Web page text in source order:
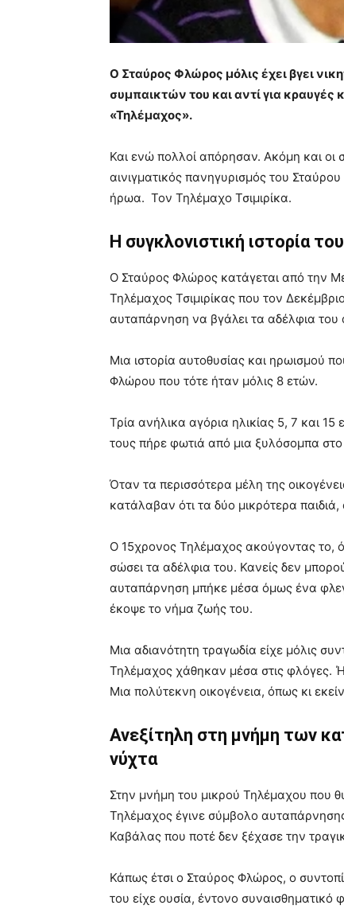
Ο Σταύρος Φλώρος μόλις έχει βγει
συμπαικτών του και αντί για
«Τηλέμαχος».
Και ενώ πολλοί απόρησαν. Ακόμη και οι
αινιγματικός πανηγυρισμός του
ήρωα. Τον Τηλέμαχο Τσιμιρίκα.
Η συγκλονιστική ιστορία
Ο Σταύρος Φλώρος κατάγεται από την
Τηλέμαχος Τσιμιρίκας που τον
αυταπάρνηση να βγάλει τα αδέλφια του
Μια ιστορία αυτοθυσίας και ηρωισμού
Φλώρου που τότε ήταν μόλις 8 ετών.
Τρία ανήλικα αγόρια ηλικίας 5, 7 και
τους πήρε φωτιά από μια ξυλόσομπα
Όταν τα περισσότερα μέλη της
κατάλαβαν ότι τα δύο μικρότερα
Ο 15χρονος Τηλέμαχος ακούγοντας το,
σώσει τα αδέλφια του. Κανείς δεν
αυταπάρνηση μπήκε μέσα όμως ένα
έκοψε το νήμα ζωής του.
Μια αδιανότητη τραγωδία είχε μόλις
Τηλέμαχος χάθηκαν μέσα στις φλόγες.
Μια πολύτεκνη οικογένεια, όπως κι
Ανεξίτηλη στη μνήμη των
νύχτα
Στην μνήμη του μικρού Τηλέμαχου που
Τηλέμαχος έγινε σύμβολο
Καβάλας που ποτέ δεν ξέχασε την
Κάπως έτσι ο Σταύρος Φλώρος, ο
του είχε ουσία, έντονο συναισθηματικό